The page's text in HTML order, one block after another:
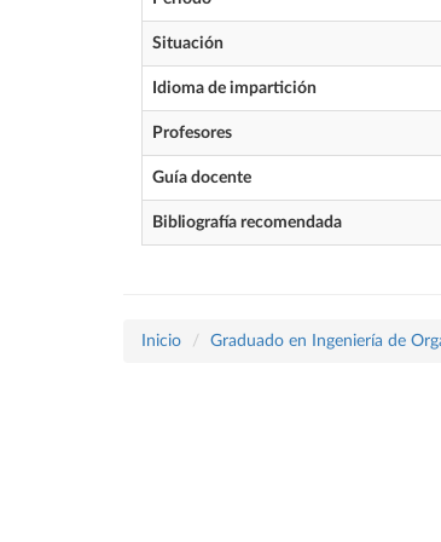
Situación
Idioma de impartición
Profesores
Guía docente
Bibliografía recomendada
Inicio Graduado en Ingeniería de